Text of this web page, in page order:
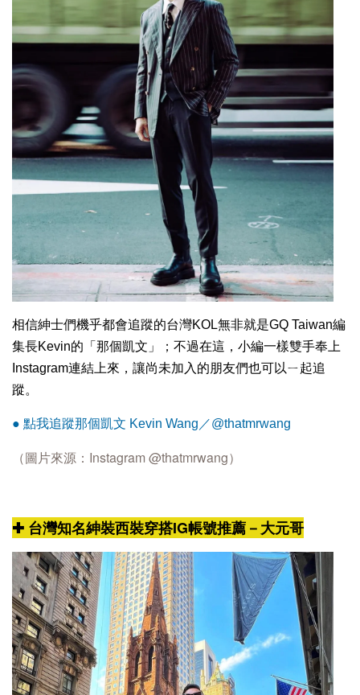
相信紳士們機乎都會追蹤的台灣KOL無非就是GQ Taiwan編
集長Kevin的「那個凱文」；不過在這，小編一樣雙手奉上
Instagram連結上來，讓尚未加入的朋友們也可以ㄧ起追
蹤。
● 點我追蹤那個凱文 Kevin Wang／@thatmrwang
（圖片來源： Instagram @thatmrwang）
✚ 台灣知名紳裝西裝穿搭IG帳號推薦－大元哥